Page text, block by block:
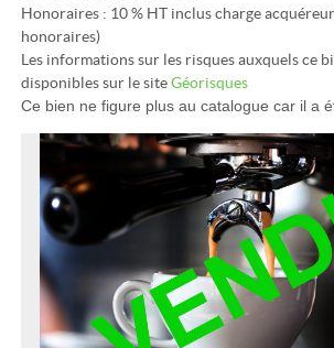
Honoraires : 10 % HT inclus charge
honoraires)
Les informations sur les risques auxquels ce
disponibles sur le siteGéorisques
Ce bien ne figure plus au catalogue car il a